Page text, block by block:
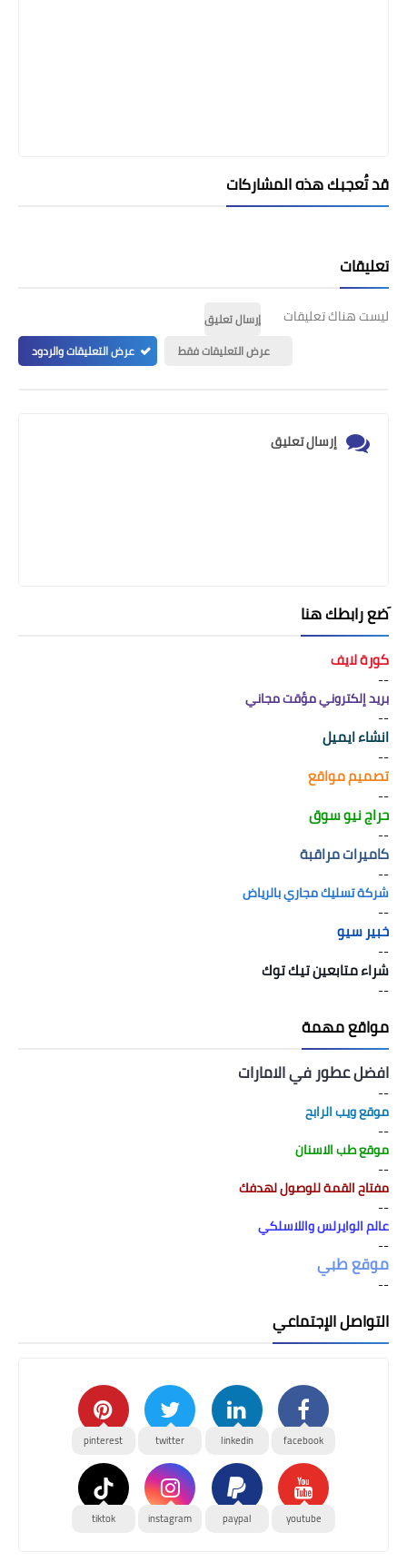
قد تُعجبك هذه المشاركات
تعليقات
ليست هناك تعليقات
إرسال تعليق
عرض التعليقات فقط
عرض التعليقات والردود
إرسال تعليق
َضع رابطك هنا
كورة لايف
--
بريد إلكتروني مؤقت مجاني
--
انشاء ايميل
--
تصميم مواقع
--
حراج نيو سوق
--
كاميرات مراقبة
--
شركة تسليك مجاري بالرياض
--
خبير سيو
--
شراء متابعين تيك توك
--
مواقع مهمة
افضل عطور في الامارات
--
موقع ويب الرابح
--
موقع طب الاسنان
--
مفتاح القمة للوصول لهدفك
--
عالم الوايرلس واللاسلكي
--
موقع طبي
--
التواصل الإجتماعي
facebook
linkedin
twitter
pinterest
youtube
paypal
instagram
tiktok